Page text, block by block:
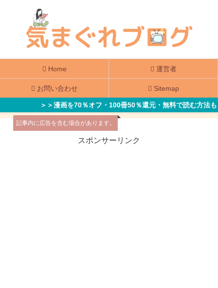
Home 運営者
お問い合わせ Sitemap
＞＞漫画を70％オフ・100冊50％還元・無料で読む方法も
記事内に広告を含む場合があります。
スポンサーリンク